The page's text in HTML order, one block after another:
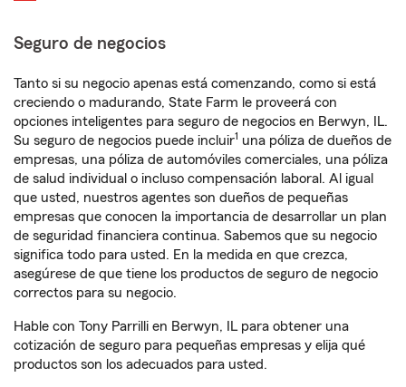
Seguro de negocios
Tanto si su negocio apenas está comenzando, como si está
creciendo o madurando, State Farm le proveerá con
opciones inteligentes para seguro de negocios en Berwyn, IL.
Su seguro de negocios puede incluir1 una póliza de dueños de
empresas, una póliza de automóviles comerciales, una póliza
de salud individual o incluso compensación laboral. Al igual
que usted, nuestros agentes son dueños de pequeñas
empresas que conocen la importancia de desarrollar un plan
de seguridad financiera continua. Sabemos que su negocio
significa todo para usted. En la medida en que crezca,
asegúrese de que tiene los productos de seguro de negocio
correctos para su negocio.
Hable con Tony Parrilli en Berwyn, IL para obtener una
cotización de seguro para pequeñas empresas y elija qué
productos son los adecuados para usted.